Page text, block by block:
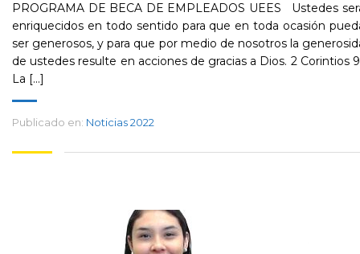
PROGRAMA DE BECA DE EMPLEADOS UEES Ustedes
enriquecidos en todo sentido para que en toda ocasión
ser generosos, y para que por medio de nosotros la
de ustedes resulte en acciones de gracias a Dios. 2 Corintios
La [...]
Publicado en: Noticias 2022